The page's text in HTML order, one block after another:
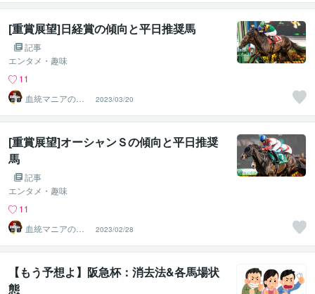
[重賞展望]日経賞の傾向と平日推奨馬
記事
エンタメ・趣味
11
血統マニアの独
り言
2023/03/20
[重賞展望]オーシャンＳの傾向と平日推奨
馬
記事
エンタメ・趣味
11
血統マニアの独
り言
2023/02/28
【もう予想よ】阪急杯：消去法&各馬場状
態